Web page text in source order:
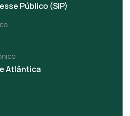
Público (SIP)
Atlântica